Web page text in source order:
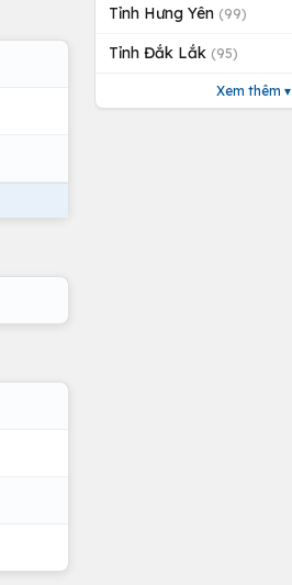
Tỉnh Hưng Yên (99)
Tỉnh Đắk Lắk (95)
Xem thêm ▾